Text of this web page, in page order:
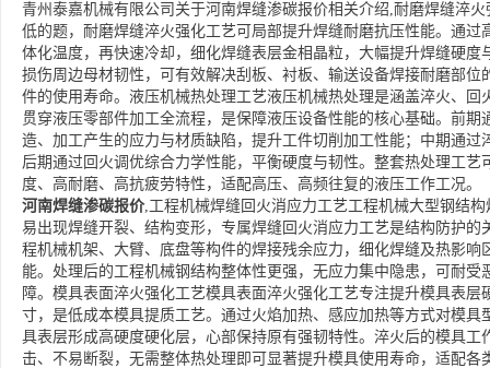
青州泰嘉机械有限公司关于河南焊缝渗碳报价相关介绍,耐磨焊缝淬
低的题，耐磨焊缝淬火强化工艺可局部提升焊缝耐磨抗压性能。通
体化温度，再快速冷却，细化焊缝表层金相晶粒，大幅提升焊缝硬
损伤周边母材韧性，可有效解决刮板、衬板、输送设备焊接耐磨部
件的使用寿命。液压机械热处理工艺液压机械热处理是涵盖淬火、
贯穿液压零部件加工全流程，是保障液压设备性能的核心基础。前
造、加工产生的应力与材质缺陷，提升工件切削加工性能；中期通
后期通过回火调优综合力学性能，平衡硬度与韧性。整套热处理工
度、高耐磨、高抗疲劳特性，适配高压、高频往复的液压工作工况。
河南焊缝渗碳报价,工程机械焊缝回火消应力工艺工程机械大型钢结
易出现焊缝开裂、结构变形，专属焊缝回火消应力工艺是结构防护
程机械机架、大臂、底盘等构件的焊接残余应力，细化焊缝及热影
能。处理后的工程机械钢结构整体性更强，无应力集中隐患，可耐
障。模具表面淬火强化工艺模具表面淬火强化工艺专注提升模具表
寸，是低成本模具提质工艺。通过火焰加热、感应加热等方式对模
具表层形成高硬度硬化层，心部保持原有强韧特性。淬火后的模具
击、不易断裂，无需整体热处理即可显著提升模具使用寿命，适配各